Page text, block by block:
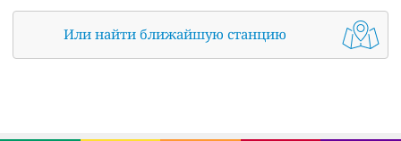
Или найти ближайшую станцию